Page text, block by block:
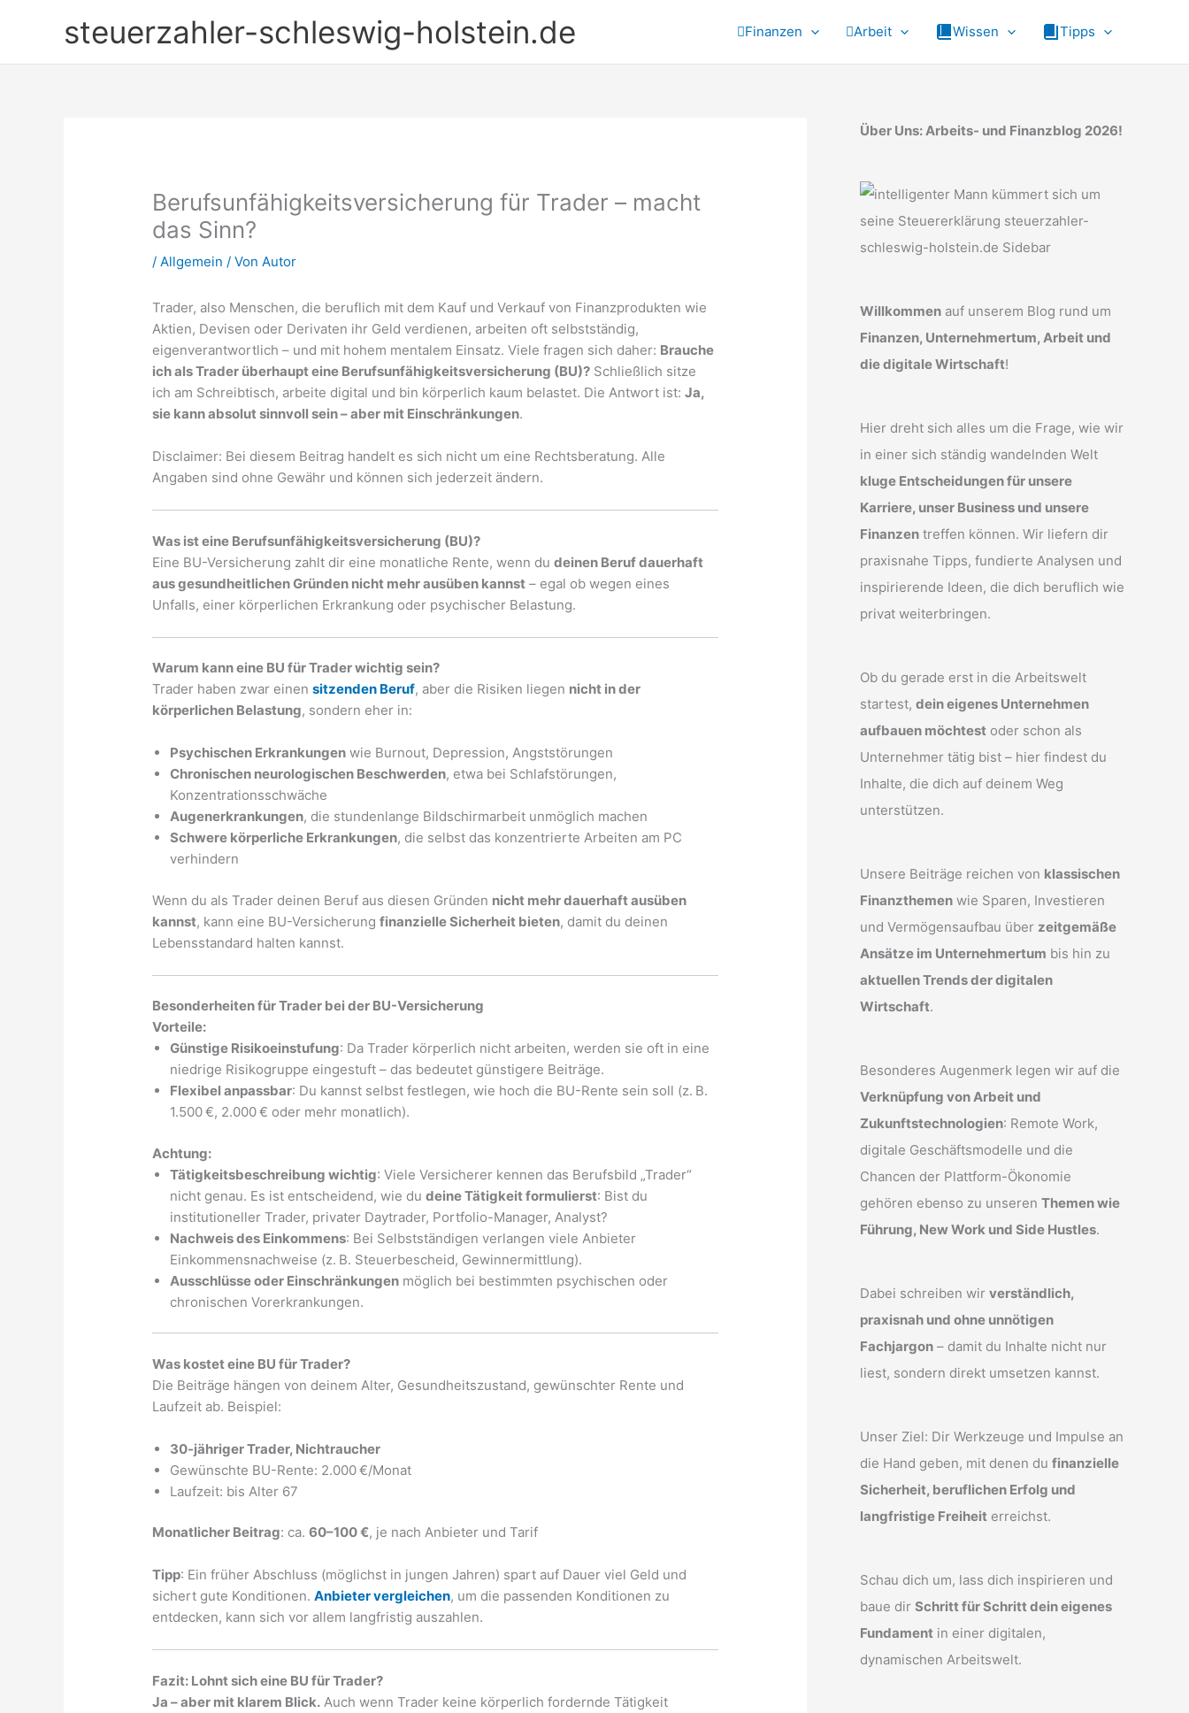
steuerzahler-schleswig-holstein.de Finanzen Arbeit Wissen Tipps
Berufsunfähigkeitsversicherung für Trader – macht
das Sinn?
/Allgemein / VonAutor
Trader, also Menschen, die beruflich mit dem Kauf und Verkauf von Finanzprodukten wie
Aktien, Devisen oder Derivaten ihr Geld verdienen, arbeiten oft selbstständig,
eigenverantwortlich – und mit hohem mentalem Einsatz. Viele fragen sich daher: Brauche
ich als Trader überhaupt eine Berufsunfähigkeitsversicherung (BU)? Schließlich sitze
ich am Schreibtisch, arbeite digital und bin körperlich kaum belastet. Die Antwort ist:Ja,
sie kann absolut sinnvoll sein – aber mit Einschränkungen.
Disclaimer: Bei diesem Beitrag handelt es sich nicht um eine Rechtsberatung. Alle
Angaben sind ohne Gewähr und können sich jederzeit ändern.
Was ist eine Berufsunfähigkeitsversicherung (BU)?
Eine BU-Versicherung zahlt dir eine monatliche Rente, wenn dudeinen Beruf dauerhaft
aus gesundheitlichen Gründen nicht mehr ausüben kannst – egal ob wegen eines
Unfalls, einer körperlichen Erkrankung oder psychischer Belastung.
Warum kann eine BU für Trader wichtig sein?
Trader haben zwar einensitzenden Beruf, aber die Risiken liegen nicht in der
körperlichen Belastung, sondern eher in:
Psychischen Erkrankungen wie Burnout, Depression, Angststörungen
Chronischen neurologischen Beschwerden, etwa bei Schlafstörungen,
Konzentrationsschwäche
Augenerkrankungen, die stundenlange Bildschirmarbeit unmöglich machen
Schwere körperliche Erkrankungen, die selbst das konzentrierte Arbeiten am PC
verhindern
Wenn du als Trader deinen Beruf aus diesen Gründen nicht mehr dauerhaft ausüben
kannst, kann eine BU-Versicherungfinanzielle Sicherheit bieten, damit du deinen
Lebensstandard halten kannst.
Besonderheiten für Trader bei der BU-Versicherung
Vorteile:
Günstige Risikoeinstufung: Da Trader körperlich nicht arbeiten, werden sie oft in eine
niedrige Risikogruppe eingestuft – das bedeutet günstigere Beiträge.
Flexibel anpassbar: Du kannst selbst festlegen, wie hoch die BU-Rente sein soll (z. B.
1.500 €, 2.000 € oder mehr monatlich).
Achtung:
Tätigkeitsbeschreibung wichtig: Viele Versicherer kennen das Berufsbild „Trader“
nicht genau. Es ist entscheidend, wie dudeine Tätigkeit formulierst: Bist du
institutioneller Trader, privater Daytrader, Portfolio-Manager, Analyst?
Nachweis des Einkommens: Bei Selbstständigen verlangen viele Anbieter
Einkommensnachweise (z. B. Steuerbescheid, Gewinnermittlung).
Ausschlüsse oder Einschränkungen möglich bei bestimmten psychischen oder
chronischen Vorerkrankungen.
Was kostet eine BU für Trader?
Die Beiträge hängen von deinem Alter, Gesundheitszustand, gewünschter Rente und
Laufzeit ab. Beispiel:
30-jähriger Trader, Nichtraucher
Gewünschte BU-Rente: 2.000 €/Monat
Laufzeit: bis Alter 67
Monatlicher Beitrag: ca.60–100 €, je nach Anbieter und Tarif
Tipp: Ein früher Abschluss (möglichst in jungen Jahren) spart auf Dauer viel Geld und
sichert gute Konditionen.Anbieter vergleichen, um die passenden Konditionen zu
entdecken, kann sich vor allem langfristig auszahlen.
Fazit: Lohnt sich eine BU für Trader?
Ja – aber mit klarem Blick. Auch wenn Trader keine körperlich fordernde Tätigkeit
Über Uns: Arbeits- und Finanzblog 2026!
Willkommen auf unserem Blog rund um
Finanzen, Unternehmertum, Arbeit und
die digitale Wirtschaft!
Hier dreht sich alles um die Frage, wie wir
in einer sich ständig wandelnden Welt
kluge Entscheidungen für unsere
Karriere, unser Business und unsere
Finanzen treffen können. Wir liefern dir
praxisnahe Tipps, fundierte Analysen und
inspirierende Ideen, die dich beruflich wie
privat weiterbringen.
Ob du gerade erst in die Arbeitswelt
startest, dein eigenes Unternehmen
aufbauen möchtest oder schon als
Unternehmer tätig bist – hier findest du
Inhalte, die dich auf deinem Weg
unterstützen.
Unsere Beiträge reichen von klassischen
Finanzthemen wie Sparen, Investieren
und Vermögensaufbau über zeitgemäße
Ansätze im Unternehmertum bis hin zu
aktuellen Trends der digitalen
Wirtschaft.
Besonderes Augenmerk legen wir auf die
Verknüpfung von Arbeit und
Zukunftstechnologien: Remote Work,
digitale Geschäftsmodelle und die
Chancen der Plattform-Ökonomie
gehören ebenso zu unseren Themen wie
Führung, New Work und Side Hustles.
Dabei schreiben wir verständlich,
praxisnah und ohne unnötigen
Fachjargon – damit du Inhalte nicht nur
liest, sondern direkt umsetzen kannst.
Unser Ziel: Dir Werkzeuge und Impulse an
die Hand geben, mit denen du finanzielle
Sicherheit, beruflichen Erfolg und
langfristige Freiheit erreichst.
Schau dich um, lass dich inspirieren und
baue dir Schritt für Schritt dein eigenes
Fundament in einer digitalen,
dynamischen Arbeitswelt.